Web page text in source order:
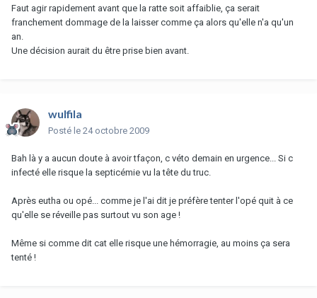
Faut agir rapidement avant que la ratte soit affaiblie, ça serait
franchement dommage de la laisser comme ça alors qu'elle n'a qu'un
an.
Une décision aurait du être prise bien avant.
wulfila
Posté le 24 octobre 2009
Bah là y a aucun doute à avoir tfaçon, c véto demain en urgence... Si c
infecté elle risque la septicémie vu la tête du truc.
Après eutha ou opé... comme je l'ai dit je préfère tenter l'opé quit à ce
qu'elle se réveille pas surtout vu son age !
Même si comme dit cat elle risque une hémorragie, au moins ça sera
tenté !